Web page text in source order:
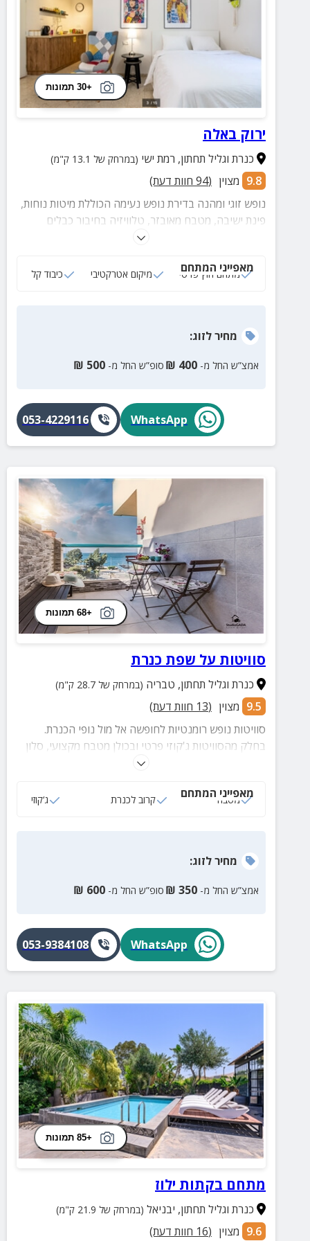
+30 תמונות
ירוק באלה
כנרת וגליל תחתון, רמת ישי (במרחק של 13.1 ק"מ)
9.8 מצוין (
94 חוות דעת)
נופש זוגי ומהנה בדירת נופש נעימה הכוללת מיטות נוחות,
פינת ישיבה, מטבח מאובזר, טלוויזיה בחיבור כבלים
ומתחם חוץ פרטי עם פינת ישיבה.
מאפייני המתחם
מתחם חוץ פרטי מיקום אטרקטיבי כיבוד קל
מחירלזוג:
אמצ”ש החל מ- 400
₪ סופ”ש החל מ- 500
₪
WhatsApp
053-4229116
+68 תמונות
סוויטות על שפת כנרת
כנרת וגליל תחתון, טבריה (במרחק של 28.7 ק"מ)
9.5 מצוין (
13 חוות דעת)
סוויטות נופש רומנטיות לחופשה אל מול נופי הכנרת.
בחלק מהסוויטות ג'קוזי פרטי ובכולן מטבח מקצועי, סלון
מרווח, חדר שינה מפנק ומרפסת פרטית. מושלם לאירוח
מאפייני המתחם
מטבח קרוב לכנרת ג‘קוזי
מחירלזוג:
אמצ”ש החל מ- 350
₪ סופ”ש החל מ- 600
₪
WhatsApp
053-9384108
+85 תמונות
מתחם בקתות ילוז
כנרת וגליל תחתון, יבניאל (במרחק של 21.9 ק"מ)
9.6 מצוין (
16 חוות דעת)